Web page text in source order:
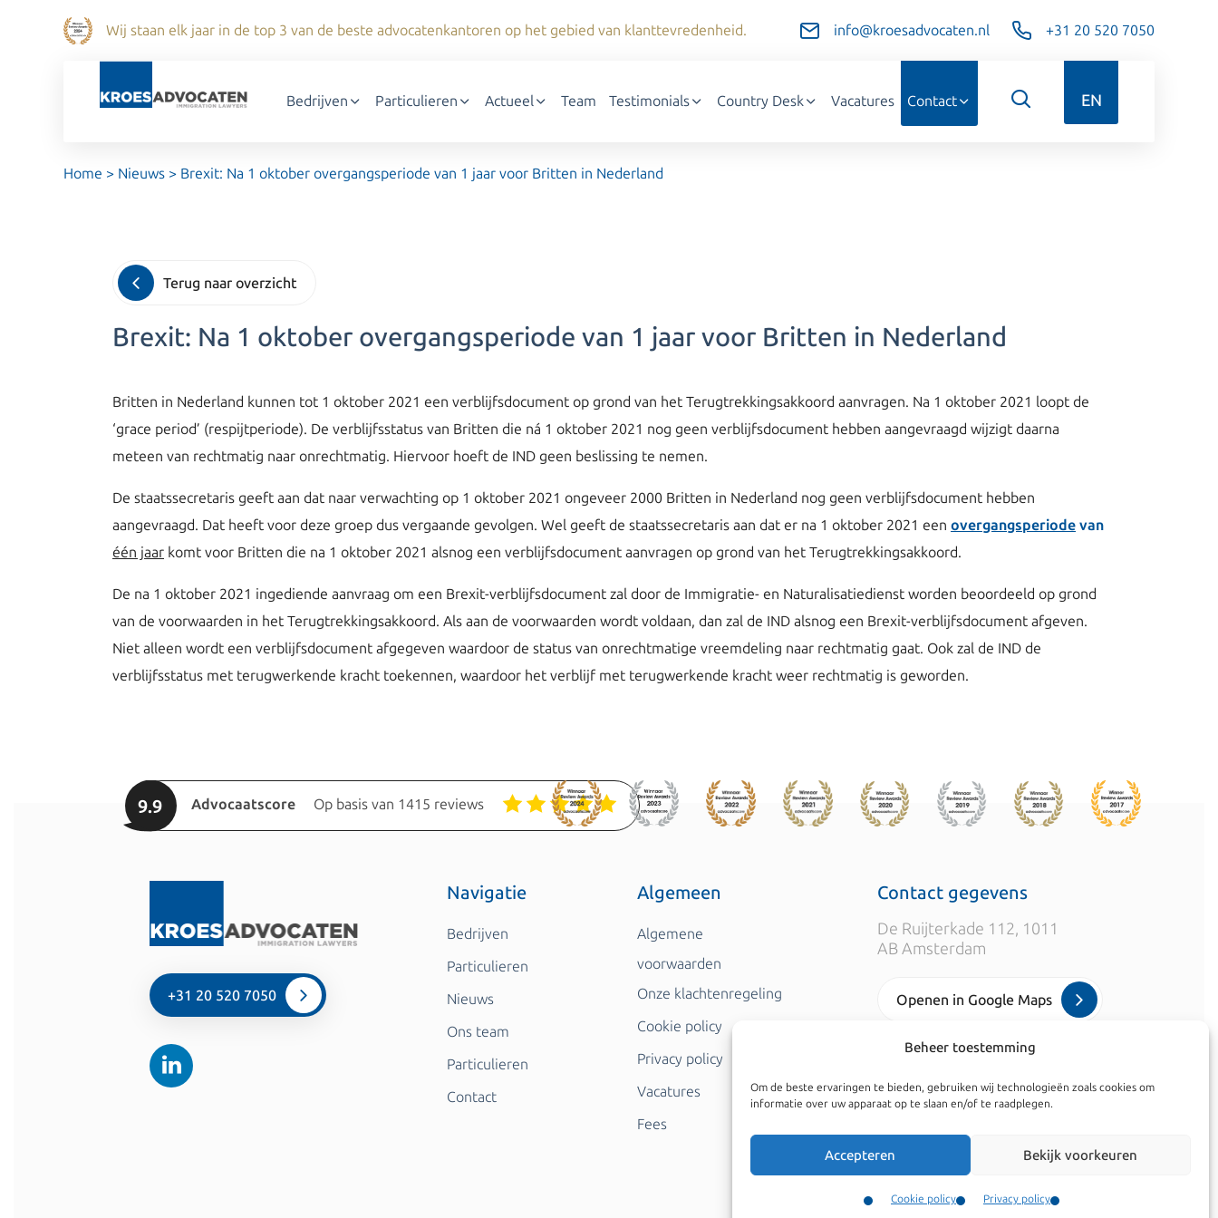
Beheer toestemming
Om de beste ervaringen te bieden, gebruiken wij technologieën zoals cookies om
informatie over uw apparaat op te slaan en/of te raadplegen.
Accepteren Bekijk voorkeuren
Cookie policy Privacy policy
Wij staan elk jaar in de top 3 van de beste advocatenkantoren op het gebied van klanttevredenheid. info@kroesadvocaten.nl +31 20 520 7050
Bedrijven Particulieren Actueel Team Testimonials Country Desk Vacatures Contact EN
Home > Nieuws > Brexit: Na 1 oktober overgangsperiode van 1 jaar voor Britten in Nederland
Terug naar overzicht
Brexit: Na 1 oktober overgangsperiode van 1 jaar voor Britten in Nederland
Britten in Nederland kunnen tot 1 oktober 2021 een verblijfsdocument op grond van het Terugtrekkingsakkoord aanvragen. Na 1 oktober 2021 loopt de
‘grace period’ (respijtperiode). De verblijfsstatus van Britten die ná 1 oktober 2021 nog geen verblijfsdocument hebben aangevraagd wijzigt daarna
meteen van rechtmatig naar onrechtmatig. Hiervoor hoeft de IND geen beslissing te nemen.
De staatssecretaris geeft aan dat naar verwachting op 1 oktober 2021 ongeveer 2000 Britten in Nederland nog geen verblijfsdocument hebben
aangevraagd. Dat heeft voor deze groep dus vergaande gevolgen. Wel geeft de staatssecretaris aan dat er na 1 oktober 2021 een overgangsperiode van
één jaar komt voor Britten die na 1 oktober 2021 alsnog een verblijfsdocument aanvragen op grond van het Terugtrekkingsakkoord.
De na 1 oktober 2021 ingediende aanvraag om een Brexit-verblijfsdocument zal door de Immigratie- en Naturalisatiedienst worden beoordeeld op grond
van de voorwaarden in het Terugtrekkingsakkoord. Als aan de voorwaarden wordt voldaan, dan zal de IND alsnog een Brexit-verblijfsdocument afgeven.
Niet alleen wordt een verblijfsdocument afgegeven waardoor de status van onrechtmatige vreemdeling naar rechtmatig gaat. Ook zal de IND de
verblijfsstatus met terugwerkende kracht toekennen, waardoor het verblijf met terugwerkende kracht weer rechtmatig is geworden.
9.9 Advocaatscore Op basis van 1415 reviews
+31 20 520 7050
Navigatie
Bedrijven
Particulieren
Nieuws
Ons team
Particulieren
Contact
Algemeen
Algemene
voorwaarden
Onze klachtenregeling
Cookie policy
Privacy policy
Vacatures
Fees
Contact gegevens
De Ruijterkade 112, 1011
AB Amsterdam
Openen in Google Maps
+31 20 520 7050